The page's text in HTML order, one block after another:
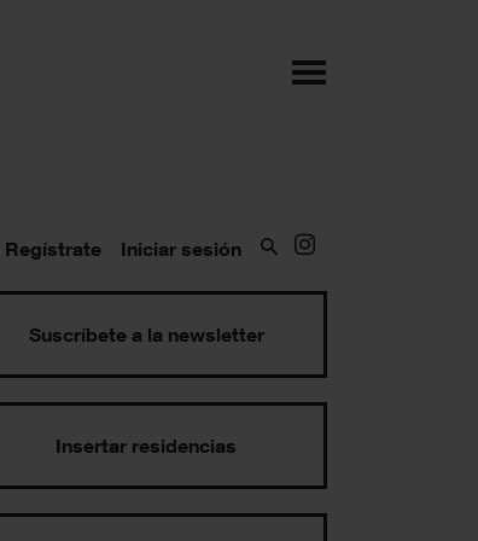
Regístrate Iniciar sesión
Suscríbete a la newsletter
Insertar residencias